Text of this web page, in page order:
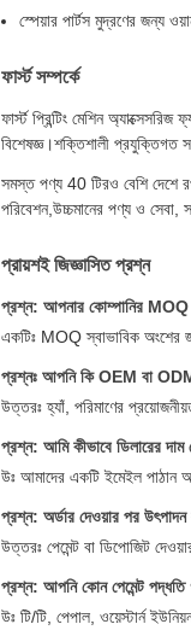
স্পেয়ার পার্টস মুদ্রণের জন্য
ফার্স্ট সম্পর্কে
ফার্স্ট প্রিন্টিং মেশিন
বিশেষজ্ঞ।শক্তিশালী প্রযুক্তিগত
সমস্ত পণ্য 40 টিরও বেশি দেশে
পরিবেশন,উচ্চমানের পণ্য ও সেবা,
প্রায়শই জিজ্ঞাসিত প্রশ্ন
প্রশ্ন: আপনার কোম্পানির
একটিঃ MOQ স্বাভাবিক অংশের
প্রশ্নঃ আপনি কি OEM বা
উত্তরঃ হ্যাঁ, পরিমাণের
প্রশ্ন: আমি কীভাবে ডিলারের দাম
উঃ আমাদের একটি ইমেইল পাঠান
প্রশ্ন: অর্ডার দেওয়ার পর
উত্তরঃ পেমেন্ট বা ডিপোজিট
প্রশ্ন: আপনি কোন পেমেন্ট
উঃ টি/টি, পেপাল, ওয়েস্টার্ন